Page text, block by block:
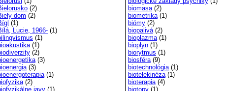
(2)
dom (2)
(1)
Lucie, 1966- (1)
(1)
(1)
(2)
(3)
(3)
(1)
(2)
javy (1)
biomasa(2)
biometrika(1)
biómy (2)
biopalivá(2)
bioplazma(1)
bioplyn (1)
biorytmus (1)
biosféra(9)
biotechnológia(1)
biotelekinéza(1)
bioterapia(4)
biotopy (1)